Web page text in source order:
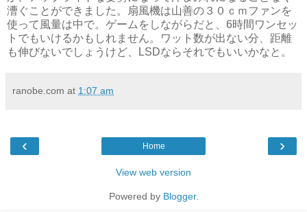
漕ぐことができました。扇風機は山善の３０ｃｍファンを
使って風量は中で。 ゲームをしながらだと、6時間ワンセッ
トでもいけるかもしれません。ワット数が出ない分、距離
も伸びないでしょうけど、LSDならそれでもいいかなと。
ranobe.com at 1:07 am
‹ ›
Home
View web version
Powered by Blogger.